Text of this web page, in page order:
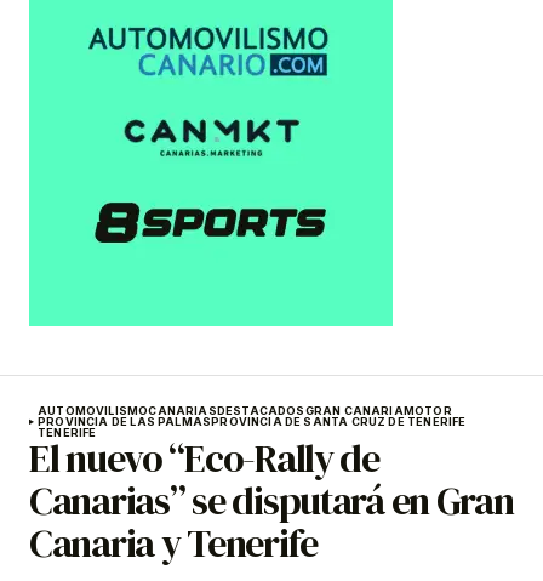
AUTOMOVILISMOCANARIASDESTACADOSGRAN CANARIAMOTOR
PROVINCIA DE LAS PALMASPROVINCIA DE SANTA CRUZ DE TENERIFE
TENERIFE
El nuevo “Eco-Rally de
Canarias” se disputará en Gran
Canaria y Tenerife